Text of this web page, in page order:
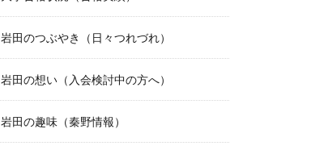
岩田のつぶやき（日々つれづれ）
岩田の想い（入会検討中の方へ）
岩田の趣味（秦野情報）